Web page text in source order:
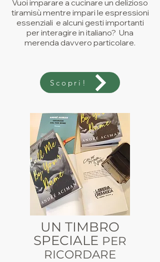
Vuoi imparare a cucinare un delizioso
tiramisù mentre impari le espressioni
essenziali e alcuni gesti importanti
per interagire in italiano? Una
merenda davvero particolare.
Scopri!
UN TIMBRO
SPECIALE PER
RICORDARE